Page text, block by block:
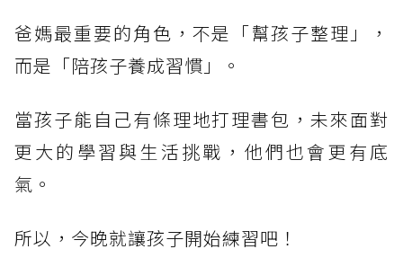
爸媽最重要的角色，不是「幫孩子整理」，
而是「陪孩子養成習慣」。
當孩子能自己有條理地打理書包，未來面對
更大的學習與生活挑戰，他們也會更有底
氣。
所以，今晚就讓孩子開始練習吧！